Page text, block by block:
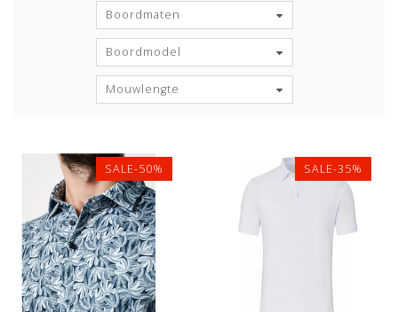
Boordmaten
Boordmodel
Mouwlengte
SALE-50% SALE-35%